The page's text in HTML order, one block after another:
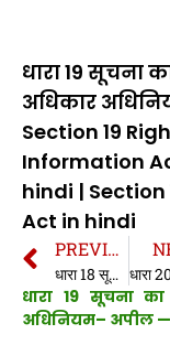
धारा 19 सूचना
अधिकार
Section 19
Information
hindi | Section
Act in hindi
PREVIOUS
धारा 18 सूचना का अधिकार अधिनियम | Section 18 Right to Information Act in hindi | Section 18 RTI Act in hindi
धारा 19 सूचना
अधिनियम– अपील —